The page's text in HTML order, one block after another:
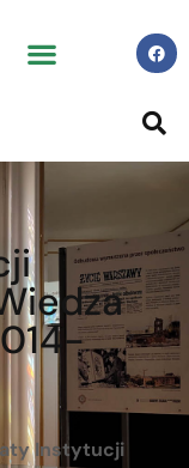
Instytucji